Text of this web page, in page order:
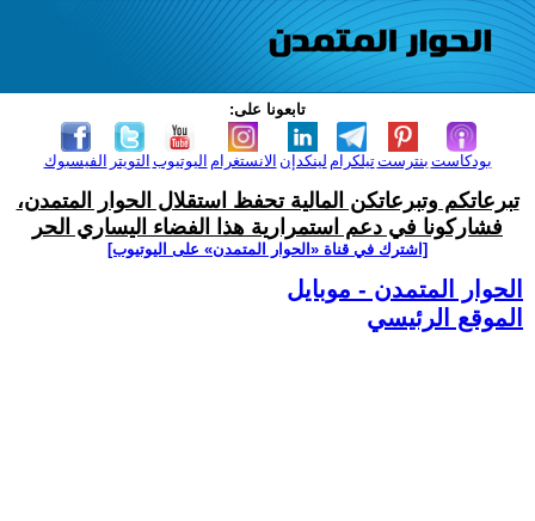
تابعونا على:
الفيسبوك التويتر اليوتيوب الانستغرام لينكدإن تيلكرامبنترست بودكاست
تبرعاتكم وتبرعاتكن المالية تحفظ استقلال الحوار المتمدن،
فشاركونا في دعم استمرارية هذا الفضاء اليساري الحر
[اشترك في قناة ‫«الحوار المتمدن» على اليوتيوب]
الحوار المتمدن - موبايل
الموقع الرئيسي